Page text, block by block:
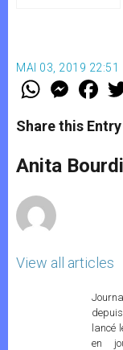
MAI 03, 2019 22:51
W
t
s
p
p
M
e
s
e
g
e
F
a
e
b
o
k
Share this Entry
Anita
View all articles
lancé
en